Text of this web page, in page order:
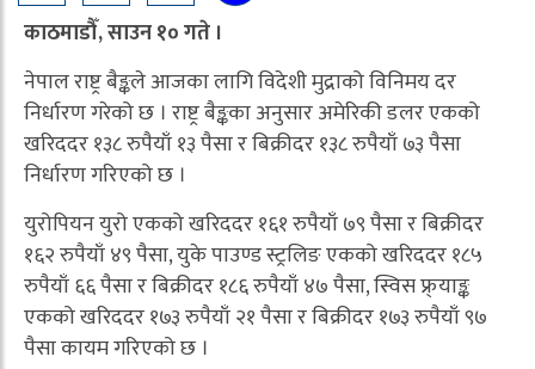
काठमाडौँ, साउन १० गते ।
नेपाल राष्ट्र बैङ्कले आजका लागि विदेशी मुद्राको विनिमय दर
निर्धारण गरेको छ । राष्ट्र बैङ्कका अनुसार अमेरिकी डलर एकको
खरिददर १३८ रुपैयाँ १३ पैसा र बिक्रीदर १३८ रुपैयाँ ७३ पैसा
निर्धारण गरिएको छ ।
युरोपियन युरो एकको खरिददर १६१ रुपैयाँ ७९ पैसा र बिक्रीदर
१६२ रुपैयाँ ४९ पैसा, युके पाउण्ड स्ट्रलिङ एकको खरिददर १८५
रुपैयाँ ६६ पैसा र बिक्रीदर १८६ रुपैयाँ ४७ पैसा, स्विस फ्र्याङ्क
एकको खरिददर १७३ रुपैयाँ २१ पैसा र बिक्रीदर १७३ रुपैयाँ ९७
पैसा कायम गरिएको छ ।